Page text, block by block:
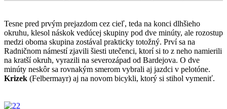
Tesne pred prvým prejazdom cez cieľ, teda na konci dlhšieho
okruhu, klesol náskok vedúcej skupiny pod dve minúty, ale rozostup
medzi oboma skupina zostával prakticky totožný. Prví sa na
Radničnom námestí zjavili šiesti utečenci, ktorí si to z neho namierili
na kratší okruh, vyrazili na severozápad od Bardejova. O dve
minúty neskôr sa rovnakým smerom vybrali aj jazdci v pelotóne.
Krizek (Felbermayr) aj na novom bicykli, ktorý si stihol vymeniť.